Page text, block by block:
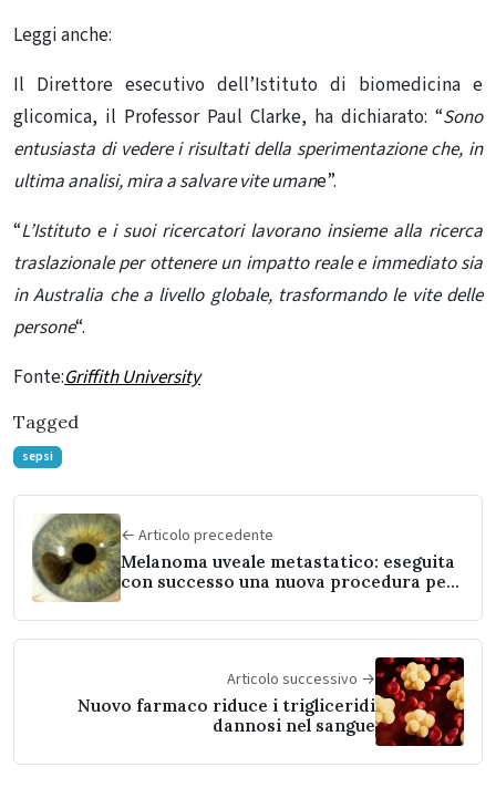
Leggi anche:
Il Direttore esecutivo dell’Istituto di biomedicina e
glicomica, il Professor Paul Clarke, ha dichiarato: “Sono
entusiasta di vedere i risultati della sperimentazione che, in
ultima analisi, mira a salvare vite umane”.
“L’Istituto e i suoi ricercatori lavorano insieme alla ricerca
traslazionale per ottenere un impatto reale e immediato sia
in Australia che a livello globale, trasformando le vite delle
persone“.
Fonte:Griffith University
Tagged
sepsi
← Articolo precedente
Melanoma uveale metastatico: eseguita
con successo una nuova procedura per
Articolo successivo →
Nuovo farmaco riduce i trigliceridi
dannosi nel sangue